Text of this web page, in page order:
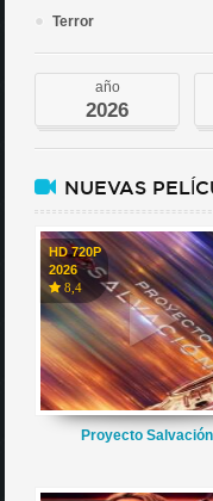
Terror
año
2026
NUEVAS
HD 720P
2026
8,4
Proyecto Salvación